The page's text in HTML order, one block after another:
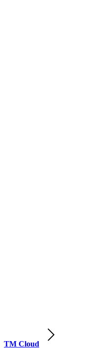
TM Cloud